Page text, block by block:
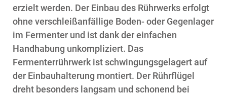
erzielt werden. Der Einbau des Rührwerks erfolgt
ohne verschleißanfällige Boden- oder Gegenlager
im Fermenter und ist dank der einfachen
Handhabung unkompliziert. Das
Fermenterrührwerk ist schwingungsgelagert auf
der Einbauhalterung montiert. Der Rührflügel
dreht besonders langsam und schonend bei